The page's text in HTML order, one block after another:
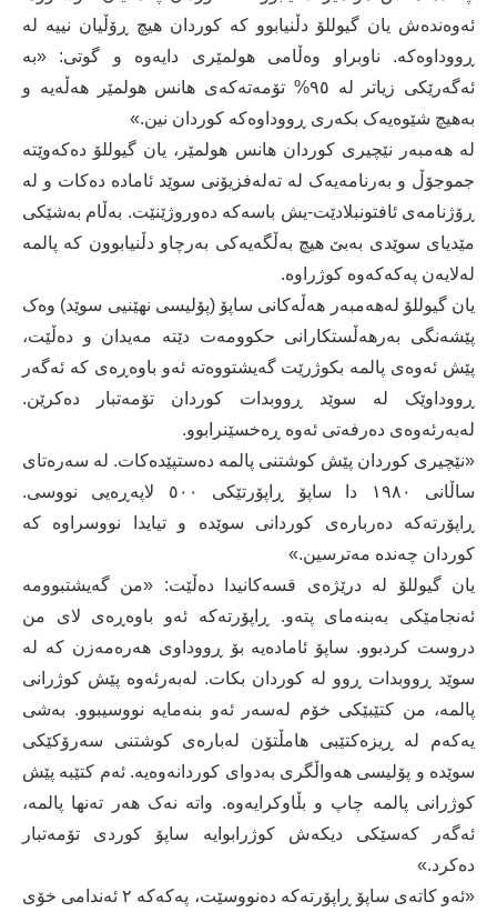
ئه‌وه‌نده‌ش یان گیوللۆ دڵنیابوو كه‌ كوردان هیچ ڕۆڵیان نییه‌ له‌
ڕووداوه‌كه‌. ناوبراو وه‌ڵامی هولمێری دایه‌وه‌ و گوتی: «به‌
ئه‌گه‌رێكی زیاتر له‌ ٩٥% تۆمه‌ته‌كه‌ی هانس هولمێر هه‌ڵه‌یه‌ و
به‌هیچ شێوه‌یه‌ک بكه‌ری ڕووداوه‌كه‌ كوردان نین‌.»
له ‌هه‌مبه‌ر نێچیری كوردان هانس هولمێر، یان گیوللۆ ده‌كه‌وێته‌
جموجۆڵ و به‌رنامه‌یه‌ک له‌ ته‌له‌فزیۆنی سوێد ئاماده‌ ده‌كات و له‌
ڕۆژنامه‌ی ئافتونبلادێت-یش باسه‌كه‌ ده‌وروژێنێت. به‌ڵام به‌شێكی
مێدیای سوێدی به‌بێ هیچ به‌ڵگه‌یه‌كی به‌رچاو دڵنیابوون كه‌ پالمه‌
له‌لایه‌ن په‌كه‌كه‌وه‌ كوژراوه‌.
یان گیوللۆ له‌هه‌مبه‌ر هه‌ڵه‌كانی ساپۆ (پۆلیسی نهێنیی سوێد) وه‌ک
پێشه‌نگی به‌رهه‌ڵستكارانی حكوومه‌ت دێته‌ مه‌یدان و ده‌ڵێت،
پێش ئه‌وه‌ی پالمه‌ بكوژرێت گه‌یشتووه‌ته‌‌ ئه‌و باوه‌ڕه‌ی كه‌ ئه‌گه‌ر
ڕووداوێک له‌ سوێد ڕووبدات كوردان تۆمه‌تبار ده‌كرێن.
له‌به‌رئه‌وه‌ی ده‌رفه‌تی ئه‌وه‌ ڕه‌خسێنرابوو.
«نێچیری كوردان پێش كوشتنی پالمه‌ ده‌ستپێده‌كات. له‌ سه‌ره‌تای
ساڵانی ١٩٨٠ دا ساپۆ ڕاپۆرتێكی ٥٠٠ لاپه‌ڕه‌یی نووسی.
ڕاپۆرته‌كه‌ ده‌رباره‌ی كوردانی سوێده و تیایدا نووسراوه‌ كه‌
كوردان چه‌نده‌ مه‌ترسین.»
یان گیوللۆ له‌ درێژه‌ی قسه‌كانیدا ده‌ڵێت: «من گه‌یشتبوومه‌
ئه‌نجامێكی به‌بنه‌مای پته‌و. ڕاپۆرته‌كه‌ ئه‌و باوه‌ڕه‌ی لای من
دروست كردبوو. ساپۆ ئاماده‌یه‌ بۆ ڕووداوی هه‌ره‌مه‌زن كه‌ له‌
سوێد ڕووبدات ڕوو له‌ كوردان بكات. له‌به‌رئه‌وه‌ پێش كوژرانی
پالمه‌، من کتێبێکی خۆم له‌سه‌ر ئه‌و بنه‌مایه‌ نووسیبوو. به‌شی
یه‌كه‌م له‌ ڕیزه‌كتێبی هامڵتۆن له‌باره‌ی كوشتنی سه‌رۆكێكی
سوێده‌ و پۆلیسی هه‌واڵگری به‌دوای كوردانه‌وه‌یه‌. ئه‌م كتێبه‌ پێش
كوژرانی پالمه‌ چاپ و بڵاوكرایه‌وه‌. واته‌ نه‌ک هه‌ر ته‌نها پالمه‌،
ئه‌گه‌ر كه‌سێكی دیكه‌ش كوژرابوایه‌ ساپۆ كوردی تۆمه‌تبار
ده‌كرد.»
«ئه‌و كاته‌ی ساپۆ ڕاپۆرته‌كه‌ ده‌نووسێت، په‌كه‌كه‌ ٢ ئه‌ندامی خۆی